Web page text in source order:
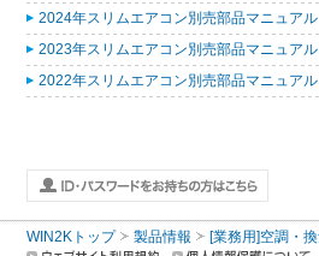
2024年スリムエアコン別売部品マニュア
2023年スリムエアコン別売部品マニュア
2022年スリムエアコン別売部品マニュア
WIN2Kトップ 製品情報 [業務用]空調・